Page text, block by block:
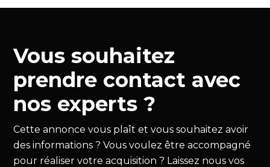
Vous souhaitez
prendre contact avec
nos experts ?
Cette annonce vous plaît et vous souhaitez avoir
des informations ? Vous voulez être accompagné
pour réaliser votre acquisition ? Laissez nous vos